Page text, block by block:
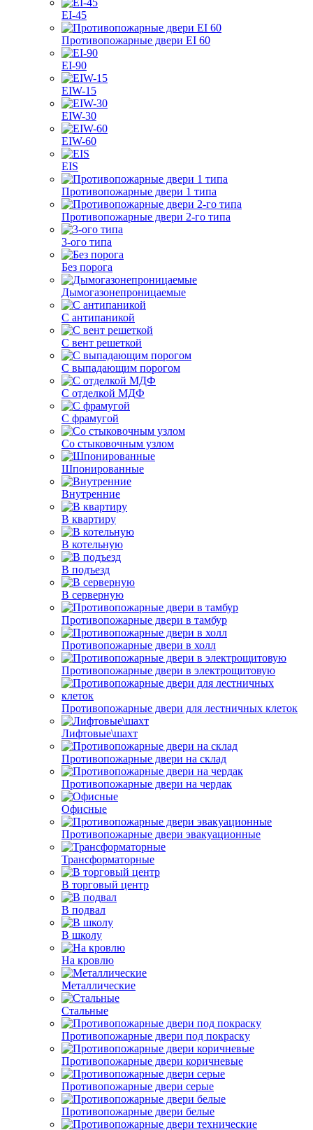
EI-45
Противопожарные двери EI 60
EI-90
EIW-15
EIW-30
EIW-60
EIS
Противопожарные двери 1 типа
Противопожарные двери 2-го типа
3-ого типа
Без порога
Дымогазонепроницаемые
С антипаникой
С вент решеткой
С выпадающим порогом
С отделкой МДФ
С фрамугой
Со стыковочным узлом
Шпонированные
Внутренние
В квартиру
В котельную
В подъезд
В серверную
Противопожарные двери в тамбур
Противопожарные двери в холл
Противопожарные двери в электрощитовую
Противопожарные двери для лестничных клеток
Лифтовые\шахт
Противопожарные двери на склад
Противопожарные двери на чердак
Офисные
Противопожарные двери эвакуационные
Трансформаторные
В торговый центр
В подвал
В школу
На кровлю
Металлические
Стальные
Противопожарные двери под покраску
Противопожарные двери коричневые
Противопожарные двери серые
Противопожарные двери белые